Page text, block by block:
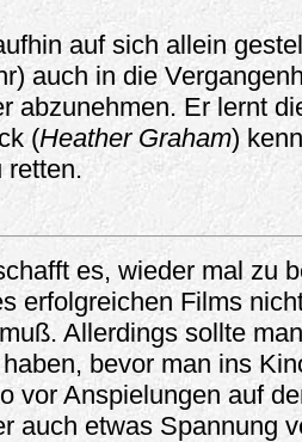
auf sich allein
auch in die
abzunehmen. Er lernt
(Heather Graham)
retten.
es, wieder mal zu
erfolgreichen Films
Allerdings sollte
bevor man ins
vor Anspielungen auf
auch etwas Spannung